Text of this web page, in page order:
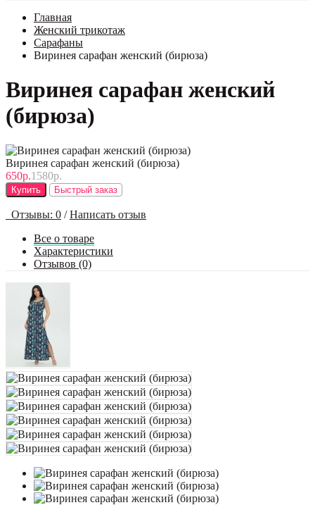
Главная
Женский трикотаж
Сарафаны
Виринея сарафан женский (бирюза)
Виринея сарафан женский
(бирюза)
Виринея сарафан женский (бирюза)
650р.1580р.
Купить Быстрый заказ
Отзывы: 0 / Написать отзыв
Все о товаре
Характеристики
Отзывов (0)